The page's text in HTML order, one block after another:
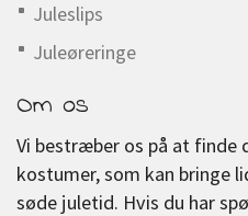
Juleslips
Juleøreringe
Om os
Vi bestræber os på at finde
kostumer, som kan bringe
søde juletid. Hvis du har